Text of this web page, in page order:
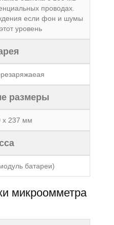
проводах.
если фон и шумы
уровень
размеры
x 237 мм
батареи)
микроомметра